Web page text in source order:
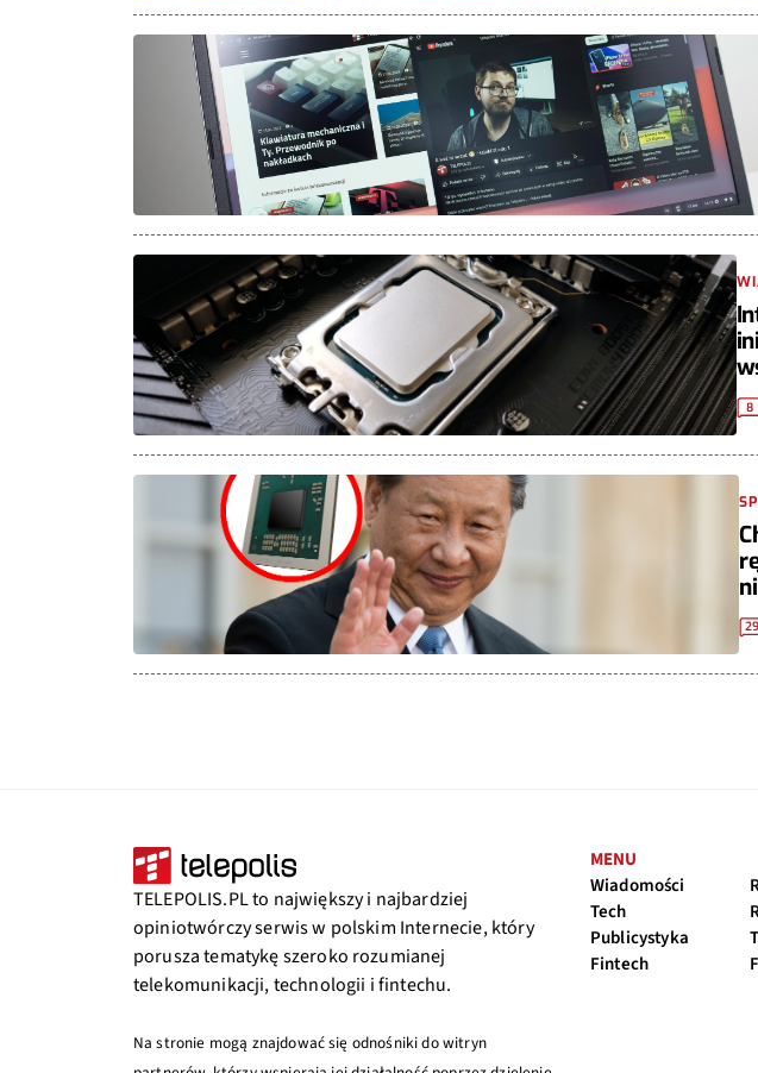
8
29
TELEPOLIS.PL to największy i najbardziej
opiniotwórczy serwis w polskim Internecie, który
porusza tematykę szeroko rozumianej
telekomunikacji, technologii i fintechu.
Na stronie mogą znajdować się odnośniki do witryn
MENU
Wiadomości
Tech
Publicystyka
Fintech